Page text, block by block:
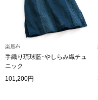
セイコー〉マウリッツハイス
ルメールオマージュウオッチ
ランド
楽居布
手織り琉球藍･やしらみ織チュ
ニック
101,200円